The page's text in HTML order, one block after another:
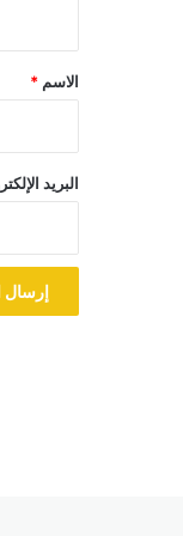
*
الاسم *
البريد